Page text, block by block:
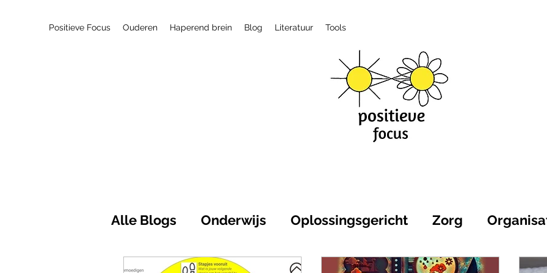
Positieve Focus Ouderen Haperend brein Blog Literatuur Tools
Alle Blogs Onderwijs Oplossingsgericht Zorg
Maatschappij Positieve gezondheid